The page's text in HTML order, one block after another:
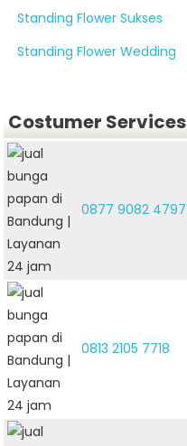
Standing Flower Sukses
Standing Flower Wedding
Costumer Services
0877 9082 4797
0813 2105 7718